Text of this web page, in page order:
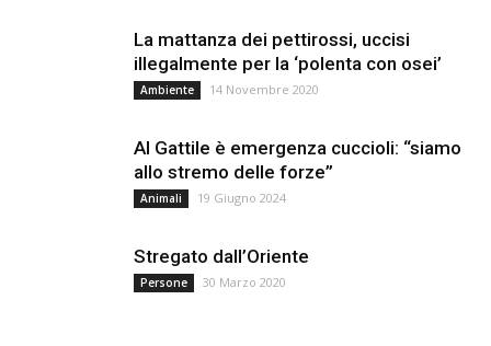
La mattanza dei pettirossi, uccisi
illegalmente per la ‘polenta con osei’
Ambiente 14 Novembre 2020
Al Gattile è emergenza cuccioli: “siamo
allo stremo delle forze”
Animali 19 Giugno 2024
Stregato dall’Oriente
Persone 30 Marzo 2020